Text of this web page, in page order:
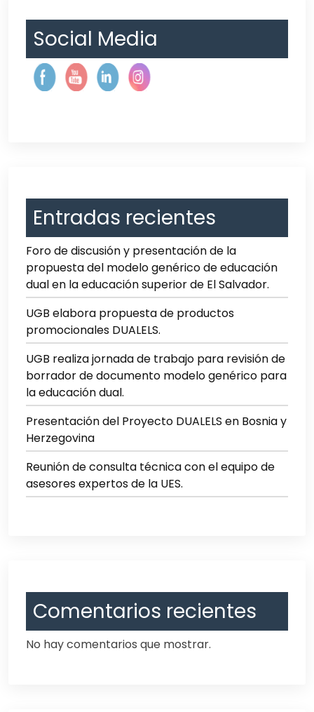
Social Media
Entradas recientes
Foro de discusión y presentación de la
propuesta del modelo genérico de educación
dual en la educación superior de El Salvador.
UGB elabora propuesta de productos
promocionales DUALELS.
UGB realiza jornada de trabajo para revisión de
borrador de documento modelo genérico para
la educación dual.
Presentación del Proyecto DUALELS en Bosnia y
Herzegovina
Reunión de consulta técnica con el equipo de
asesores expertos de la UES.
Comentarios recientes
No hay comentarios que mostrar.